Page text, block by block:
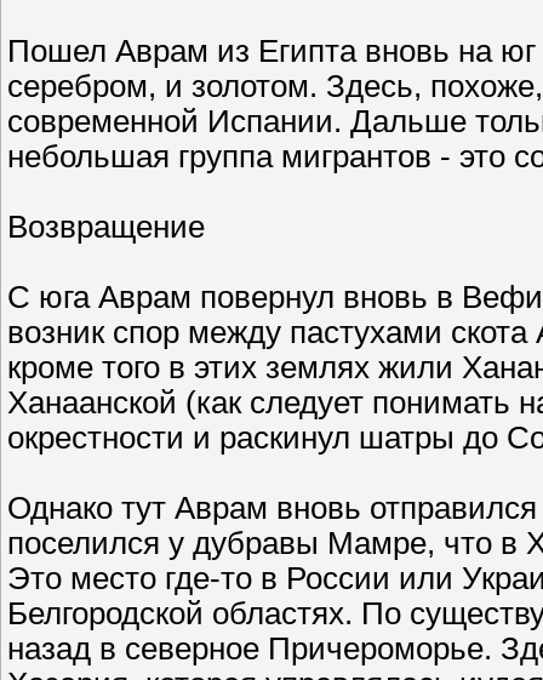
Пошел Аврам из Египта вновь на
серебром, и золотом. Здесь,
современной Испании. Дальше
небольшая группа мигрантов - это
Возвращение
С юга Аврам повернул вновь в
возник спор между пастухами
кроме того в этих землях жили
Ханаанской (как следует понимать
окрестности и раскинул шатры до
Однако тут Аврам вновь
поселился у дубравы Мамре, что в
Это место где-то в России или
Белгородской областях. По
назад в северное Причероморье.